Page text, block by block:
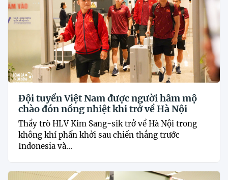
Đội tuyển Việt Nam được người hâm mộ
chào đón nồng nhiệt khi trở về Hà Nội
Thầy trò HLV Kim Sang-sik trở về Hà Nội trong
không khí phấn khởi sau chiến thắng trước
Indonesia và...